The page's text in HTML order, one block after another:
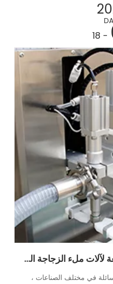
- 18
المشكلات والحلول الشائعة لآلات ملء الزجاجة السائلة
في مختلف الصناعات ،